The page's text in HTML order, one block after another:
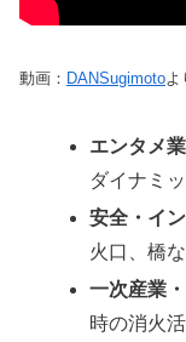
動画： DANSugimotoよ
エンタメ
ダイナミ
安全・イ
火口、橋
一次産業
時の消火